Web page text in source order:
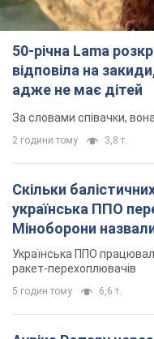
50-річна Lama
відповіла на
адже не має дітей
За словами співачки,
2 години тому 3,8 т.
Скільки
українська ППО
Міноборони
Українська ППО
ракет-перехоплювачів
5 годин тому 6,6 т.